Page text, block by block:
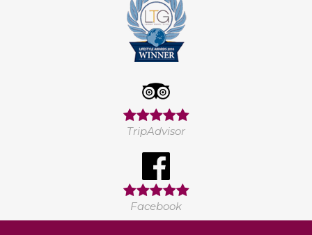
TripAdvisor
Facebook